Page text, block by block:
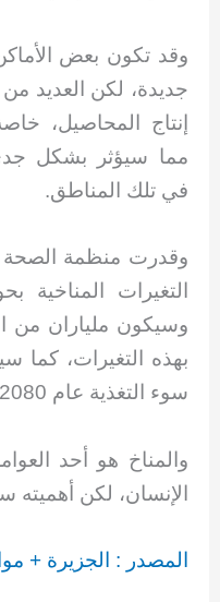
وقد تكون بعض
جديدة، لكن العديد
إنتاج المحاصيل،
مما سيؤثر بشكل
في تلك المناطق.
وقدرت منظمة الصحة
وسيكون ملياران من
سوء التغذية عام 2080.
والمناخ هو أحد
الإنسان، لكن أهميته
المصدر : الجزيرة +